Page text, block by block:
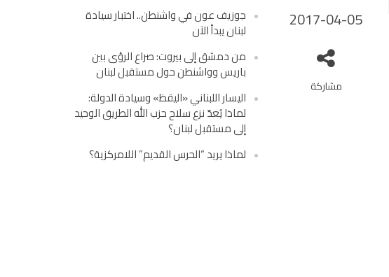
جوزيف عون في واشنطن.. اختبار سيادة
لبنان يبدأ الآن
من دمشق إلى بيروت: صراع الرؤى بين
باريس وواشنطن حول مستقبل لبنان
اليسار اللبناني «اليقظ» وسيادة الدولة:
لماذا يُعدّ نزع سلاح حزب الله الطريق الوحيد
إلى مستقبل لبنان؟
لماذا يريد “الحرس القديم” اللامركزية؟
2017-04-05
مشاركة